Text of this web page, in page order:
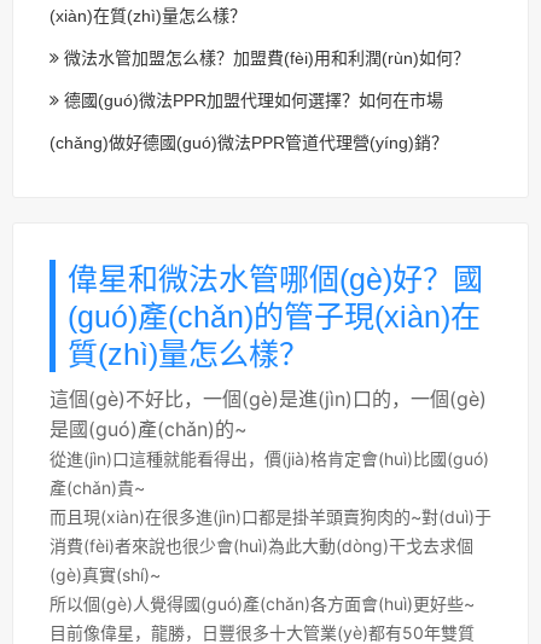
(xiàn)在質(zhì)量怎么樣？
微法水管加盟怎么樣？加盟費(fèi)用和利潤(rùn)如何？
德國(guó)微法PPR加盟代理如何選擇？如何在市場
(chǎng)做好德國(guó)微法PPR管道代理營(yíng)銷？
偉星和微法水管哪個(gè)好？國
(guó)產(chǎn)的管子現(xiàn)在
質(zhì)量怎么樣？
這個(gè)不好比，一個(gè)是進(jìn)口的，一個(gè)
是國(guó)產(chǎn)的~
從進(jìn)口這種就能看得出，價(jià)格肯定會(huì)比國(guó)
產(chǎn)貴~
而且現(xiàn)在很多進(jìn)口都是掛羊頭賣狗肉的~對(duì)于
消費(fèi)者來說也很少會(huì)為此大動(dòng)干戈去求個
(gè)真實(shí)~
所以個(gè)人覺得國(guó)產(chǎn)各方面會(huì)更好些~
目前像偉星，龍勝，日豐很多十大管業(yè)都有50年雙質